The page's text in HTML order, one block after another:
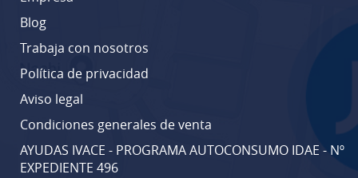
Blog
Trabaja con nosotros
Política de privacidad
Aviso legal
Condiciones generales de venta
AYUDAS IVACE - PROGRAMA AUTOCONSUMO IDAE - Nº
EXPEDIENTE 496